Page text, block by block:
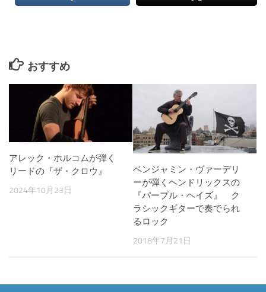
おすすめ
アレック・ホルコムが弾く
リードの『ザ・クロウ』
2024年10月23日
ベンジャミン・ヴァーデリ
ーが弾くヘンドリックスの
『パープル・ヘイズ』 ク
ラシックギターで奏でられ
るロック
2018年7月21日